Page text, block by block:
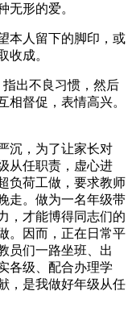
无形的爱。
人留下的脚印，或
收成。
出不良习惯，然后
相督促，表情高兴。
，为了让家长对
从任职责，虚心进
负荷工做，要求教师
走。做为一名年级带
，才能博得同志们的
。因而，正在日常平
员们一路坐班、出
各级、配合办理学
，是我做好年级从任